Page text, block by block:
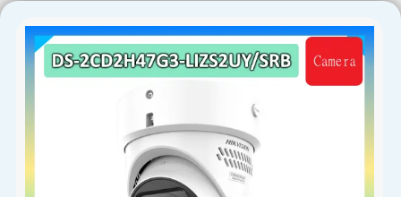
〘6:Lựa chọn nhà cung cấp uy tín và giá thành phù hợp: Lua
chọn nhà cung cấp camera IP uy tín, cam kết chất lượng sản
phẩm và dịch vụ hậu mãi tốt.
Mong rằng những thông tin trên sẽ giúp bạn có sự lựa chọn tốt
nhất cho việc lắp đặt Camera IP hình sắt, nét và chất lượng với
giá rẻ. Nếu bạn cần thêm thông tin hoặc có bất kỳ câu hỏi nào
khác, vui lòng cho biết để được tư vấn chi tiết hơn.